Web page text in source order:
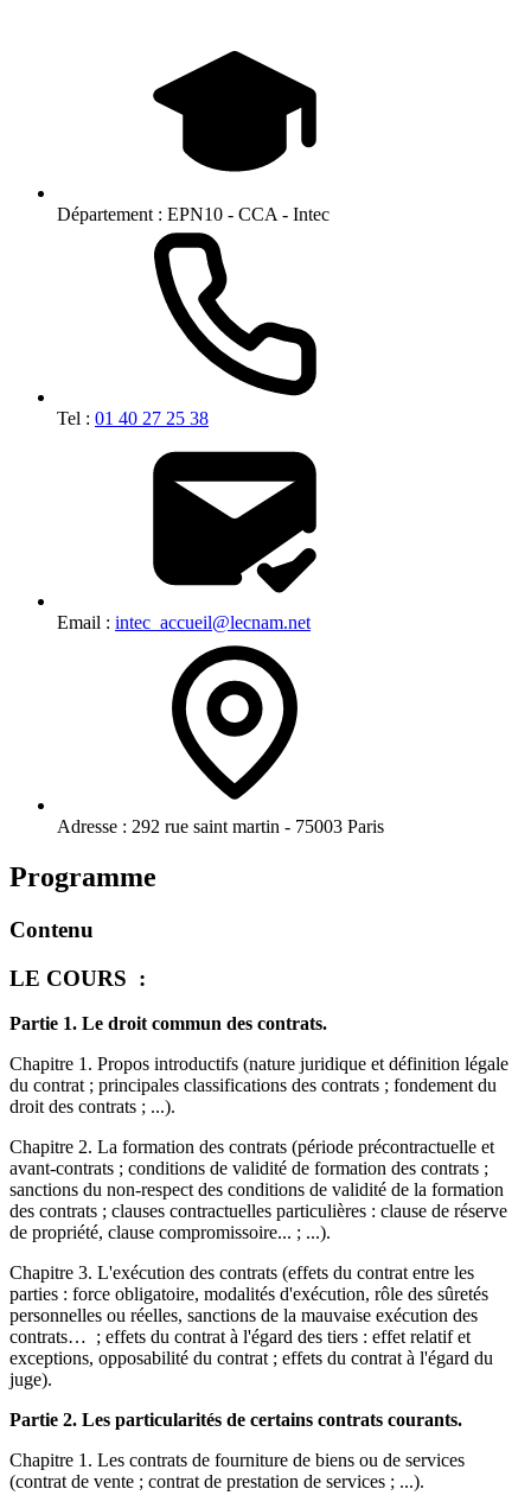
Département : EPN10 - CCA - Intec
Tel : 01 40 27 25 38
Email : intec_accueil@lecnam.net
Adresse : 292 rue saint martin - 75003 Paris
Programme
Contenu
LE COURS :
Partie 1. Le droit commun des contrats.
Chapitre 1. Propos introductifs (nature juridique et définition légale
du contrat ; principales classifications des contrats ; fondement du
droit des contrats ; ...).
Chapitre 2. La formation des contrats (période précontractuelle et
avant-contrats ; conditions de validité de formation des contrats ;
sanctions du non-respect des conditions de validité de la formation
des contrats ; clauses contractuelles particulières : clause de réserve
de propriété, clause compromissoire... ; ...).
Chapitre 3. L'exécution des contrats (effets du contrat entre les
parties : force obligatoire, modalités d'exécution, rôle des sûretés
personnelles ou réelles, sanctions de la mauvaise exécution des
contrats… ; effets du contrat à l'égard des tiers : effet relatif et
exceptions, opposabilité du contrat ; effets du contrat à l'égard du
juge).
Partie 2. Les particularités de certains contrats courants.
Chapitre 1. Les contrats de fourniture de biens ou de services
(contrat de vente ; contrat de prestation de services ; ...).